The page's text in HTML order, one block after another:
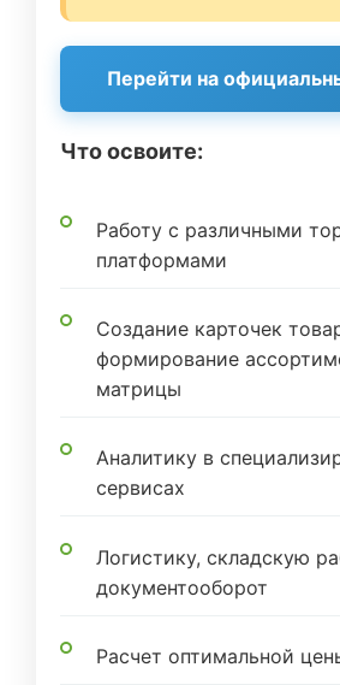
Перейти на
Что освоите:
Работу с различными
платформами
Создание карточек
формирование
матрицы
Аналитику в
сервисах
Логистику, складскую
документооборот
Расчет оптимальной